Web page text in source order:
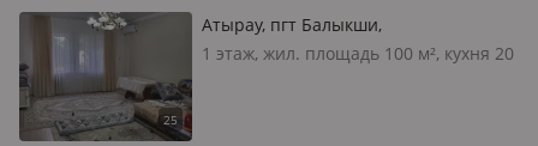
Атырау, пгт Балыкши,
Ул.А.Байжигитова.
1 этаж, жил. площадь 100 м², кухня 20